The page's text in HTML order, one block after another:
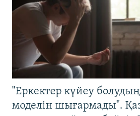
"Еркектер күйеу
моделін шығармады".